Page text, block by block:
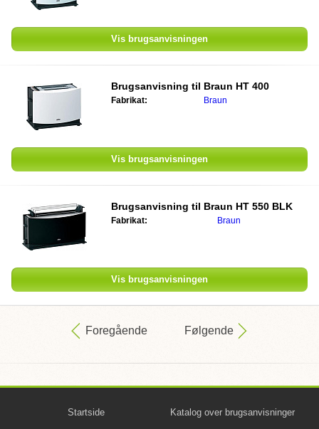
Vis brugsanvisningen
Brugsanvisning til Braun HT 400
Fabrikat: Braun
Vis brugsanvisningen
Brugsanvisning til Braun HT 550 BLK
Fabrikat: Braun
Vis brugsanvisningen
Foregående Følgende
Startside Katalog over brugsanvisninger